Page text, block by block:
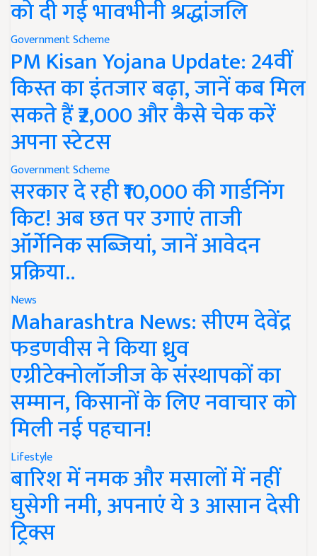
को दी गई भावभीनी श्रद्धांजलि
Government Scheme
PM Kisan Yojana Update: 24वीं
किस्त का इंतजार बढ़ा, जानें कब मिल
सकते हैं ₹2,000 और कैसे चेक करें
अपना स्टेटस
Government Scheme
सरकार दे रही ₹10,000 की गार्डनिंग
किट! अब छत पर उगाएं ताजी
ऑर्गेनिक सब्जियां, जानें आवेदन
प्रक्रिया..
News
Maharashtra News: सीएम देवेंद्र
फडणवीस ने किया ध्रुव
एग्रीटेक्नोलॉजीज के संस्थापकों का
सम्मान, किसानों के लिए नवाचार को
मिली नई पहचान!
Lifestyle
बारिश में नमक और मसालों में नहीं
घुसेगी नमी, अपनाएं ये 3 आसान देसी
ट्रिक्स